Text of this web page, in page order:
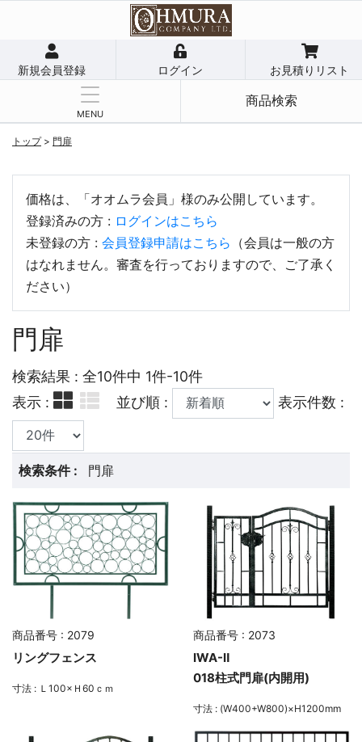
新規会員登録 ログイン お見積りリスト
MENU
商品検索
トップ> 門扉
価格は、「オオムラ会員」様のみ公開しています。
登録済みの方 : ログインはこちら
未登録の方 : 会員登録申請はこちら （会員は一般の方
はなれません。審査を行っておりますので、ご了承く
ださい）
門扉
検索結果 : 全10件中 1件-10件
表示 :
並び順 : 表示件数 :
検索条件 : 門扉
商品番号 : 2079
リングフェンス
寸法 : Ｌ100×Ｈ60ｃｍ
商品番号 : 2073
IWA-Ⅱ
018柱式門扉(内開用)
寸法 : (W400+W800)×H1200mm